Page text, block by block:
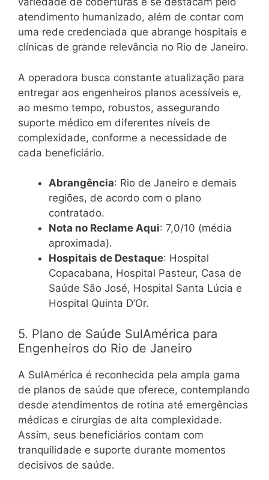
atendimento humanizado, além de contar com
uma rede credenciada que abrange hospitais e
clínicas de grande relevância no Rio de Janeiro.
A operadora busca constante atualização para
entregar aos engenheiros planos acessíveis e,
ao mesmo tempo, robustos, assegurando
suporte médico em diferentes níveis de
complexidade, conforme a necessidade de
cada beneficiário.
Abrangência: Rio de Janeiro e demais
regiões, de acordo com o plano
contratado.
Nota no Reclame Aqui: 7,0/10 (média
aproximada).
Hospitais de Destaque: Hospital
Copacabana, Hospital Pasteur, Casa de
Saúde São José, Hospital Santa Lúcia e
Hospital Quinta D’Or.
5. Plano de Saúde SulAmérica para
Engenheiros do Rio de Janeiro
A SulAmérica é reconhecida pela ampla gama
de planos de saúde que oferece, contemplando
desde atendimentos de rotina até emergências
médicas e cirurgias de alta complexidade.
Assim, seus beneficiários contam com
tranquilidade e suporte durante momentos
decisivos de saúde.